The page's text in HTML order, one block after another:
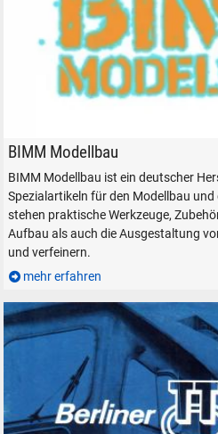
BIMM Modellbau Modelleisenbahn
BIMM Modellbau
BIMM Modellbau ist ein deutscher
Spezialartikeln für den Modellbau
stehen praktische Werkzeuge,
Aufbau als auch die Ausgestaltung
und verfeinern.
mehr erfahren